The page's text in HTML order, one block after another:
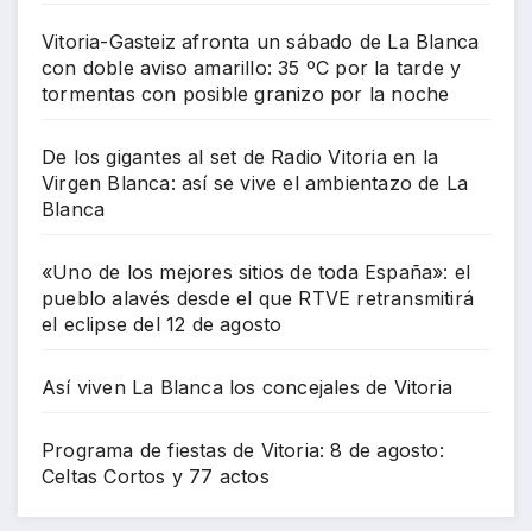
Vitoria-Gasteiz afronta un sábado de La Blanca
con doble aviso amarillo: 35 ºC por la tarde y
tormentas con posible granizo por la noche
De los gigantes al set de Radio Vitoria en la
Virgen Blanca: así se vive el ambientazo de La
Blanca
«Uno de los mejores sitios de toda España»: el
pueblo alavés desde el que RTVE retransmitirá
el eclipse del 12 de agosto
Así viven La Blanca los concejales de Vitoria
Programa de fiestas de Vitoria: 8 de agosto:
Celtas Cortos y 77 actos